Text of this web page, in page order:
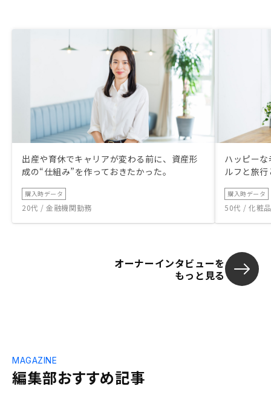
出産や育休でキャリアが変わる前に、資産形
成の“仕組み”を作っておきたかった。
購入時データ
20代 / 金融機関勤務
ハッピー
ルフと旅
購入時データ
50代 / 化粧
オーナーインタビューを
もっと見る
編集部おすすめ記事
MAGAZINE